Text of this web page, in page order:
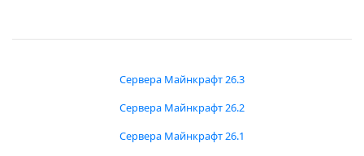
Сервера Майнкрафт 26.3
Сервера Майнкрафт 26.2
Сервера Майнкрафт 26.1